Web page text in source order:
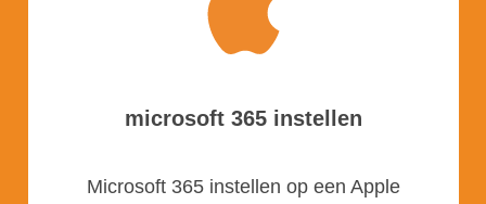
microsoft 365 instellen
Microsoft 365 instellen op een Apple